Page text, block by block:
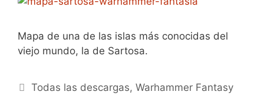
Mapa de una de las islas más conocidas del
viejo mundo, la de Sartosa.
Categorías
Todas las descargas,Warhammer Fantasy